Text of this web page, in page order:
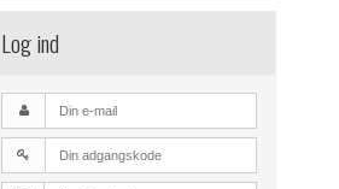
Log ind